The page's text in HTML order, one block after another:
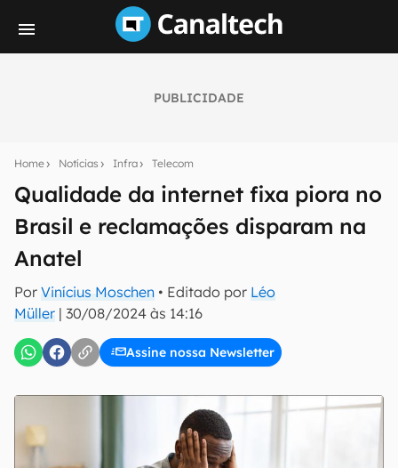
PUBLICIDADE
Home Notícias Infra Telecom
Qualidade da internet fixa piora no
Brasil e reclamações disparam na
Anatel
Por Vinícius Moschen • Editado por Léo
Müller | 30/08/2024 às 14:16
Assine nossa Newsletter
notícias e reviews sobre tecnologia em primeira
mão.
E-mail
inscreva-se
Confirmo que li, aceito e concordo com os Termos de
Uso e Política de Privacidade do Canaltech.